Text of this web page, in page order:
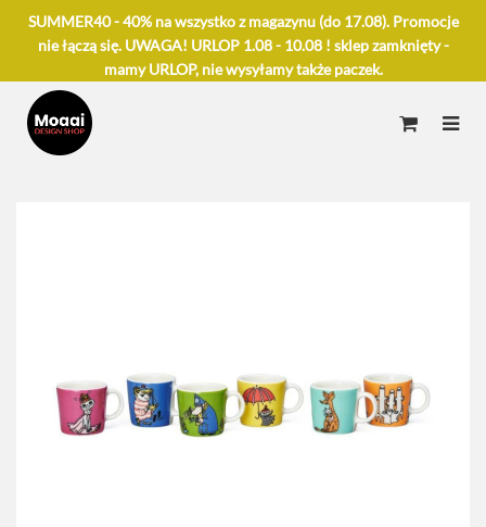
SUMMER40 - 40% na wszystko z magazynu (do 17.08). Promocje
nie łączą się. UWAGA! URLOP 1.08 - 10.08 ! sklep zamknięty -
mamy URLOP, nie wysyłamy także paczek.